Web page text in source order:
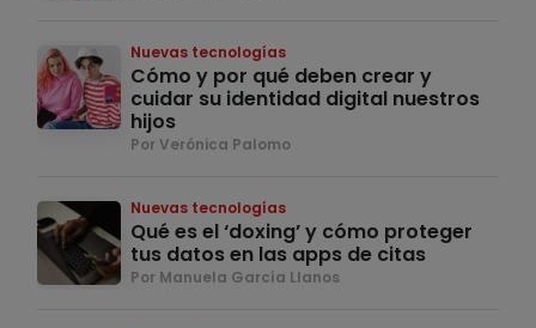
Nuevas tecnologías
Cómo y por qué deben crear y
cuidar su identidad digital nuestros
hijos
Por Verónica Palomo
Nuevas tecnologías
Qué es el ‘doxing’ y cómo proteger
tus datos en las apps de citas
Por Manuela García Llanos